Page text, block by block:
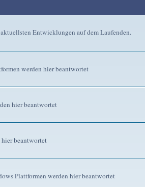
Entwicklungen auf dem Laufenden.
werden hier beantwortet
hier beantwortet
beantwortet
Plattformen werden hier beantwortet